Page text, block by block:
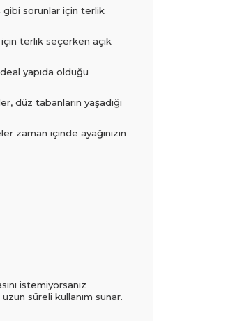
gibi sorunlar için terlik
için terlik seçerken açık
yapıda olduğu
düz tabanların yaşadığı
zaman içinde ayağınızın
istemiyorsanız
süreli kullanım sunar.